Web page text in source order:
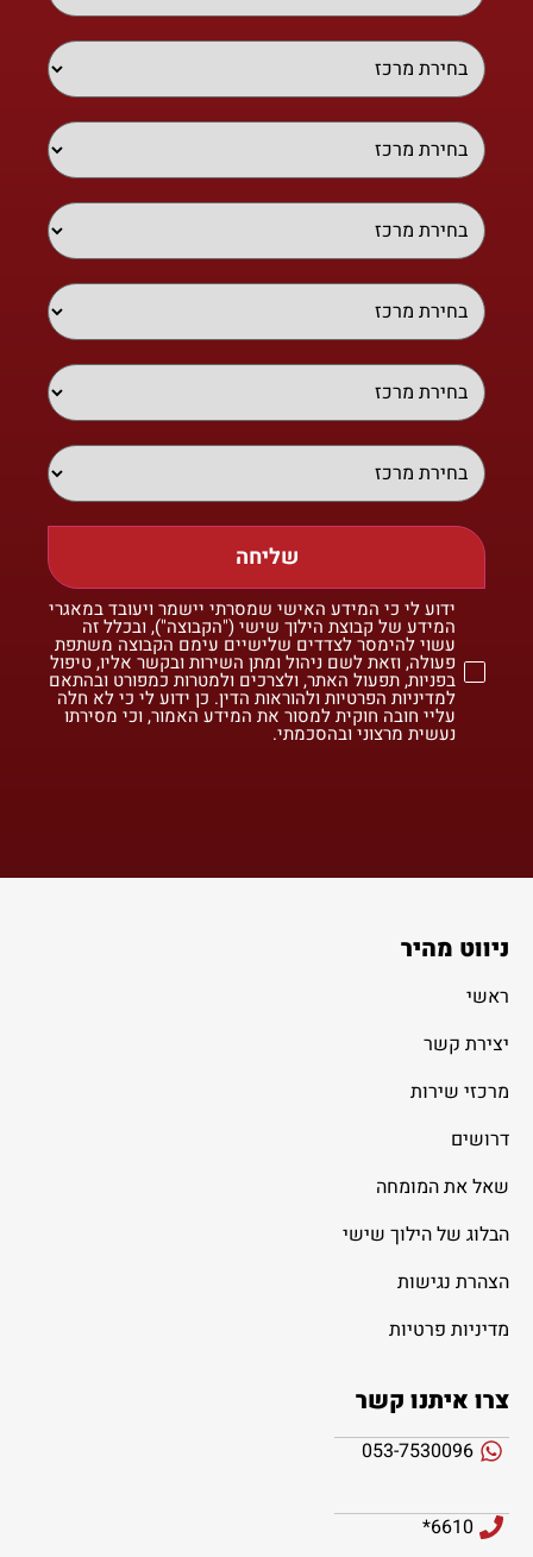
שליחה
ידוע לי כי המידע האישי שמסרתי יישמר ויעובד במאגרי
המידע של קבוצת הילוך שישי ("הקבוצה"), ובכלל זה
עשוי להימסר לצדדים שלישיים עימם הקבוצה משתפת
פעולה, וזאת לשם ניהול ומתן השירות ובקשר אליו, טיפול
בפניות, תפעול האתר, ולצרכים ולמטרות כמפורט ובהתאם
למדיניות הפרטיות ולהוראות הדין. כן ידוע לי כי לא חלה
עליי חובה חוקית למסור את המידע האמור, וכי מסירתו
נעשית מרצוני ובהסכמתי.
ניווט מהיר
ראשי
יצירת קשר
מרכזי שירות
דרושים
שאל את המומחה
הבלוג של הילוך שישי
הצהרת נגישות
מדיניות פרטיות
צרו איתנו קשר
053-7530096
6610*